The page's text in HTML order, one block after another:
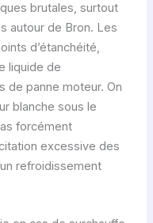
brutales, surtout
autour de Bron. Les
d’étanchéité,
liquide de
de panne moteur. On
blanche sous le
forcément
excessive des
refroidissement